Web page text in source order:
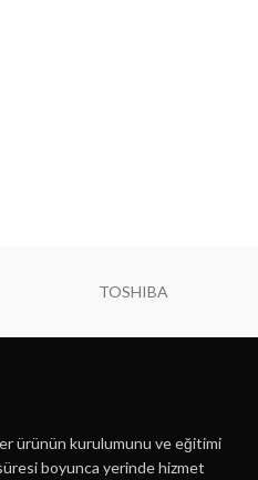
TOSHIBA
ürünün kurulumunu ve eğitimi
boyunca yerinde hizmet